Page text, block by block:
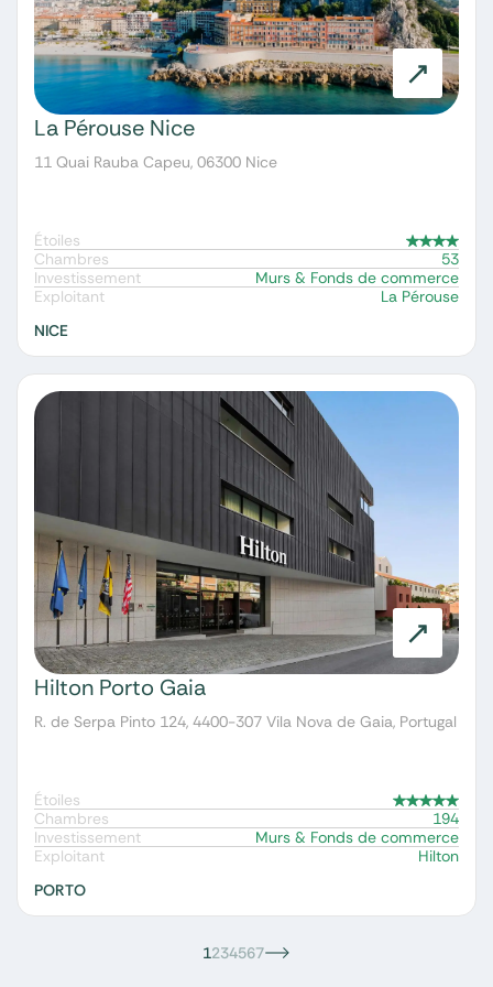
La Pérouse Nice
11 Quai Rauba Capeu, 06300 Nice
Étoiles
Chambres
53
Investissement
Murs & Fonds de commerce
Exploitant
La Pérouse
NICE
Hilton Porto Gaia
R. de Serpa Pinto 124, 4400-307 Vila Nova de Gaia, Portugal
Étoiles
Chambres
194
Investissement
Murs & Fonds de commerce
Exploitant
Hilton
PORTO
1234567